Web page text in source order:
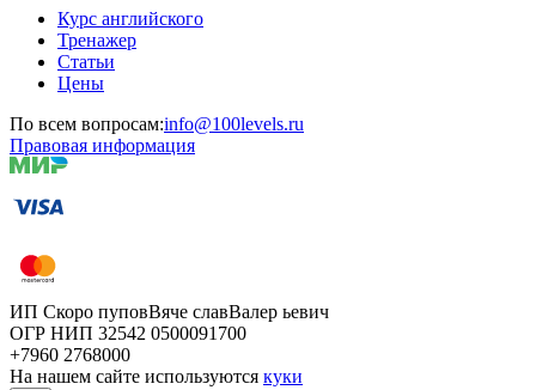
Курс английского
Тренажер
Статьи
Цены
По всем вопросам:info@100levels.ru
Правовая информация
ИП Скоро пуповВяче славВалер ьевич
ОГР НИП 32542 0500091700
+7960 2768000
На нашем сайте используются куки